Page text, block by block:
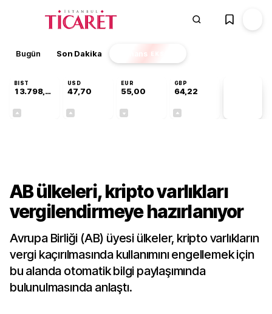
Bugün Son Dakika Finans EKSTRA
BIST
13.798,82
USD
47,70
EUR
55,00
GBP
64,22
AB ülkeleri, kripto varlıkları
vergilendirmeye hazırlanıyor
Avrupa Birliği (AB) üyesi ülkeler, kripto varlıkların
vergi kaçırılmasında kullanımını engellemek için
bu alanda otomatik bilgi paylaşımında
bulunulmasında anlaştı.